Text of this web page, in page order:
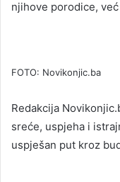
njihove porodice,
FOTO: Novikonjic.ba
Redakcija
sreće, uspjeha i
uspješan put kroz